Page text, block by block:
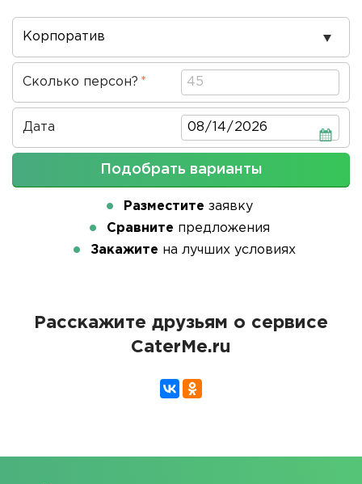
Повод
проведения
Сколько персон?
Дата Дата
Подобрать варианты
Разместите заявку
Сравните предложения
Закажите на лучших условиях
Расскажите друзьям о сервисе
CaterMe.ru